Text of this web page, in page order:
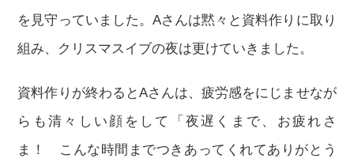
を見守っていました。Aさんは黙々と資料作りに取り
組み、クリスマスイブの夜は更けていきました。
資料作りが終わるとAさんは、疲労感をにじませなが
らも清々しい顔をして「夜遅くまで、お疲れさ
ま！ こんな時間までつきあってくれてありがとう